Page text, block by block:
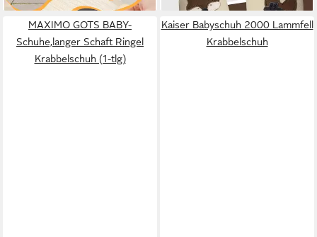
Schuh aus echtem
Leder,Barfußgefühl &
rutschfester Sohle
MAXIMO GOTS BABY-
Schuhe,langer Schaft Ringel
Krabbelschuh (1-tlg)
Kaiser Babyschuh 2000 Lammfell
Krabbelschuh